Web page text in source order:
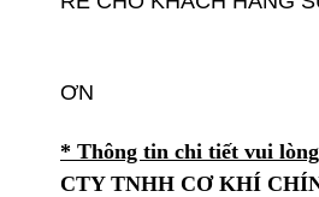
ƠN
* Thông tin chi tiết vui
CTY TNHH CƠ KHÍ